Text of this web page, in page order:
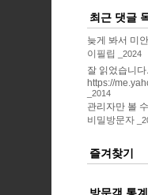
최근 댓글
늦게 봐서 미
이필립
2024
잘 읽었습니다
https://
2014
관리자만 볼
비밀방문자
즐겨찾기
방문객 통계